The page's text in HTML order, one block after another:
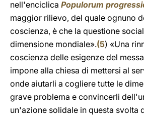
nell'enciclica Populorum
maggior rilievo, del quale ognuno
coscienza, è che la questione
dimensione mondiale».(5) «Una
coscienza delle esigenze del
impone alla chiesa di mettersi al
onde aiutarli a cogliere tutte le
grave problema e convincerli
un'azione solidale in questa svolta